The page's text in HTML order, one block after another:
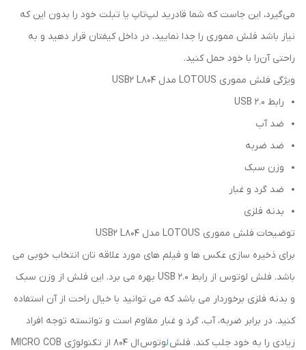
می‌گیرد، این جاست که شما قادرید لپ‌تاپ یا تبلت خود را بدون این که
نیاز باشد فلش مموری را جدا نمایید، در داخل کیفتان قرار دهید و به
راحتی آن‌را با خود حمل کنید.
ویژگی فلش مموری LOTOUS مدل USB2 L804
رابط USB 2.0
ضد آب
ضد ضربه
وزن سبک
ضد گرد و غبار
بدنه فلزی
توضیحات فلش مموری LOTOUS مدل USB2 L804
برای ذخیره سازی عکس ها و فیلم های مورد علاقه تان انتخاب خوبی می
باشد. فلش لوتوس از رابط USB 2.0 بهره می برد. این فلش از وزن سبک
و بدنه فلزی برخوردار می باشد که می توانید با خیال راحت از آن استفاده
کنید. در برابر ضربه، آب، گرد و غبار مقاوم است و توانسته توجه افراد
زیادی را به خود جلب کند. فلشل
وتوس ال 804 از تکنولوژی MICRO COB